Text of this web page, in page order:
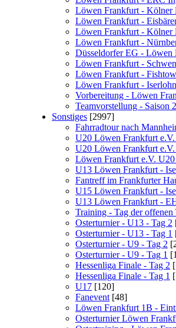
Löwen Frankfurt - Kölner
Löwen Frankfurt -
Löwen Frankfurt - Kölner
Löwen Frankfurt -
Düsseldorfer EG - Löwen
Löwen Frankfurt -
Löwen Frankfurt -
Löwen Frankfurt -
Vorbereitung - Löwen
Teamvorstellung - Saison
Sonstiges [2997]
Fahrradtour nach
U20 Löwen Frankfurt
U20 Löwen Frankfurt
Löwen Frankfurt e.V.
U13 Löwen Frankfurt -
Fantreff im Frankfurter
U15 Löwen Frankfurt -
U13 Löwen Frankfurt -
Training - Tag der offenen
Osterturnier - U13 - Tag 2
Osterturnier - U13 - Tag 1
Osterturnier - U9 - Tag 2
Osterturnier - U9 - Tag 1
Hessenliga Finale - Tag 2
Hessenliga Finale - Tag 1
U17 [120]
Fanevent [48]
Löwen Frankfurt 1B -
Osterturnier Löwen